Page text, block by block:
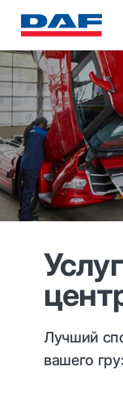
Лучший
вашего